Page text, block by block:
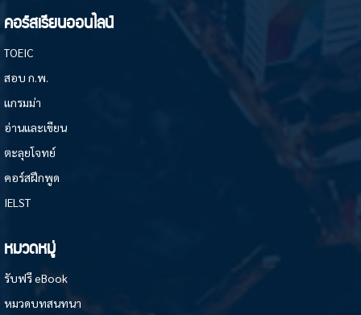
คอร์สเรียนออนไลน์
TOEIC
สอบ ก.พ.
แกรมม่า
อ่านและเขียน
ตะลุยโจทย์
คอร์สฝึกพูด
IELST
หมวดหมู่
รับฟรี eBook
หมวดบทสนทนา